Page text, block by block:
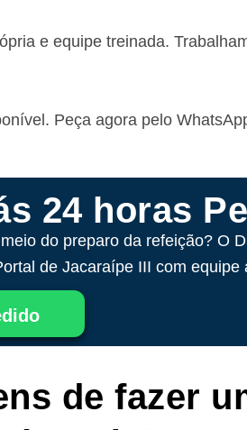
e equipe treinada.
Peça agora pelo
24 horas
do preparo da refeição? O
de Jacaraípe III com
de fazer